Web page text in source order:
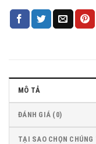
MÔ TẢ
ĐÁNH GIÁ (0)
TẠI SAO CHỌN CHÚNG